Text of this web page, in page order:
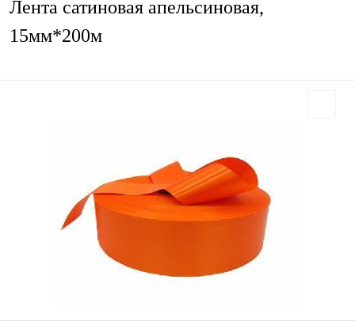
Лента сатиновая апельсиновая,
15мм*200м